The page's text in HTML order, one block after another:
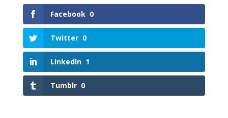
Facebook 0
Twitter 0
LinkedIn 1
Tumblr 0